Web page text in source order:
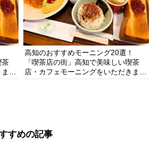
茶
高知のおすすめモーニング20選！
「喫茶店の街」高知で美味しい喫茶
店・カフェモーニングをいただきま
すめの記事